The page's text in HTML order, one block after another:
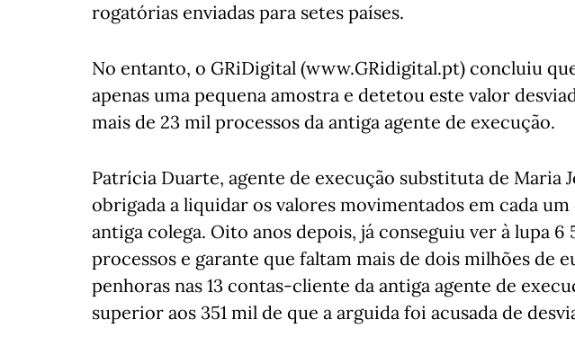
rogatórias enviadas para setes países.
No entanto, o GRiDigital (www.GRidigital.pt) concluiu
apenas uma pequena amostra e detetou este valor
mais de 23 mil processos da antiga agente de execução.
Patrícia Duarte, agente de execução substituta de Maria
obrigada a liquidar os valores movimentados em cada um
antiga colega. Oito anos depois, já conseguiu ver à lupa 6
processos e garante que faltam mais de dois milhões de
penhoras nas 13 contas-cliente da antiga agente de
superior aos 351 mil de que a arguida foi acusada de